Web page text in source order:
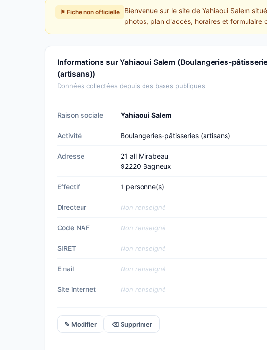
⚑ Fiche non officielle
Bienvenue sur le site de Yahiaoui Salem
photos, plan d'accès, horaires et formulaire
Informations sur Yahiaoui Salem (Boulangeries-
(artisans))
Données collectées depuis des bases publiques
Raison sociale Yahiaoui Salem
Activité Boulangeries-pâtisseries (artisans)
Adresse
21 all Mirabeau
92220 Bagneux
Effectif 1 personne(s)
Directeur Non renseigné
Code NAF Non renseigné
SIRET Non renseigné
Email Non renseigné
Site internet Non renseigné
✎ Modifier ⌫ Supprimer